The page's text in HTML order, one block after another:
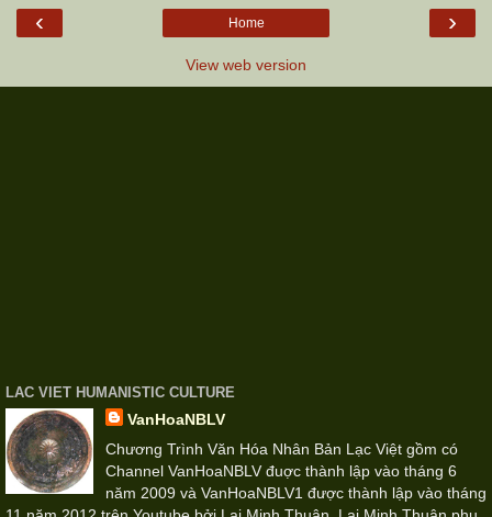
‹ ›
Home
View web version
LAC VIET HUMANISTIC CULTURE
VanHoaNBLV
Chương Trình Văn Hóa Nhân Bản Lạc Việt gồm có
Channel VanHoaNBLV đuợc thành lập vào tháng 6
năm 2009 và VanHoaNBLV1 được thành lập vào tháng